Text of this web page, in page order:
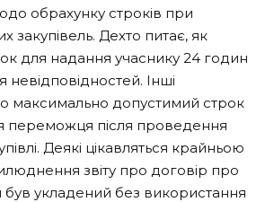
обрахунку строків при
закупівель. Дехто питає, як
для надання учаснику 24 годин
Інші
максимально допустимий строк
переможця після проведення
Деякі цікавляться крайньою
звіту про договір про
був укладений без використання